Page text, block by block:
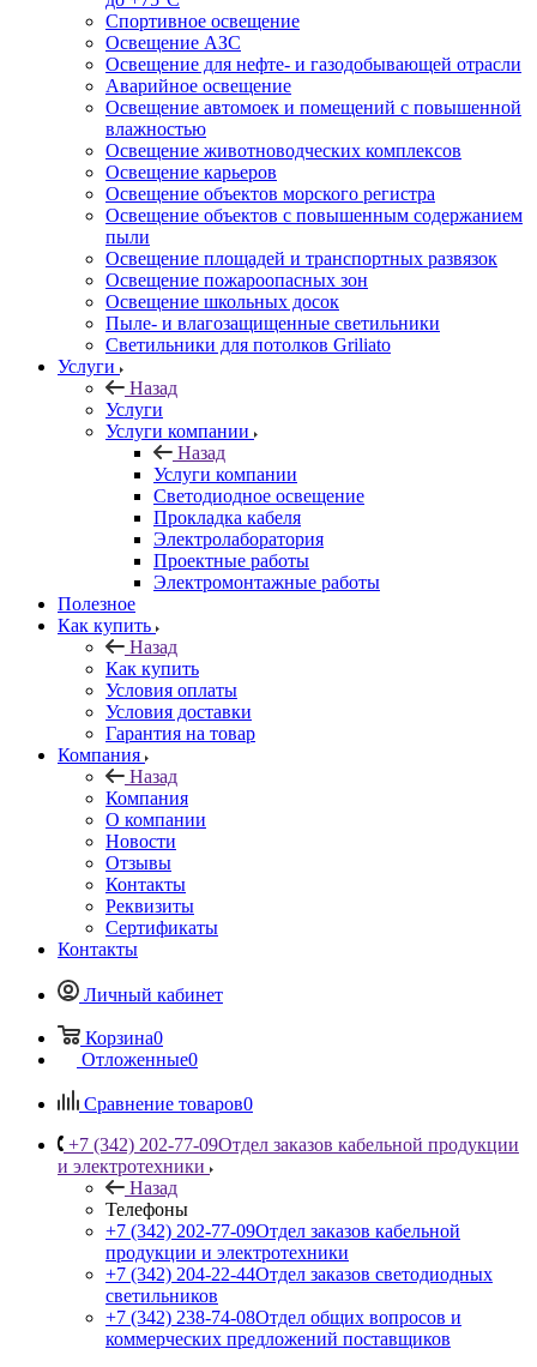
Спортивное освещение
Освещение АЗС
Освещение для нефте- и газодобывающей отрасли
Аварийное освещение
Освещение автомоек и помещений с повышенной
влажностью
Освещение животноводческих комплексов
Освещение карьеров
Освещение объектов морского регистра
Освещение объектов с повышенным содержанием
пыли
Освещение площадей и транспортных развязок
Освещение пожароопасных зон
Освещение школьных досок
Пыле- и влагозащищенные светильники
Светильники для потолков Griliato
Услуги
Назад
Услуги
Услуги компании
Назад
Услуги компании
Светодиодное освещение
Прокладка кабеля
Электролаборатория
Проектные работы
Электромонтажные работы
Полезное
Как купить
Назад
Как купить
Условия оплаты
Условия доставки
Гарантия на товар
Компания
Назад
Компания
О компании
Новости
Отзывы
Контакты
Реквизиты
Сертификаты
Контакты
Личный кабинет
Корзина0
Отложенные0
Сравнение товаров0
+7 (342) 202-77-09Отдел заказов кабельной продукции
и электротехники
Назад
Телефоны
+7 (342) 202-77-09Отдел заказов кабельной
продукции и электротехники
+7 (342) 204-22-44Отдел заказов светодиодных
светильников
+7 (342) 238-74-08Отдел общих вопросов и
коммерческих предложений поставщиков